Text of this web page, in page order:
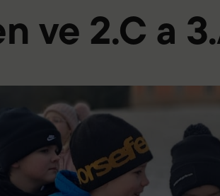
ve 2.C a